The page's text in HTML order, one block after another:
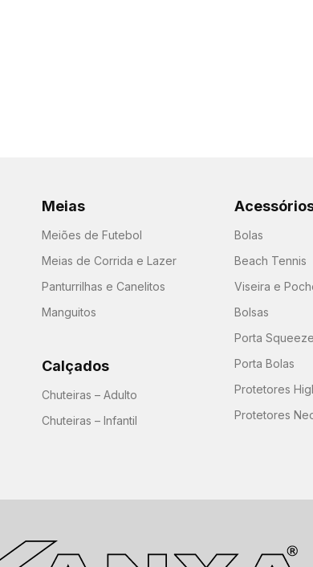
Meias
Meiões de Futebol
Meias de Corrida e Lazer
Panturrilhas e Canelitos
Manguitos
Calçados
Chuteiras – Adulto
Chuteiras – Infantil
Bolas
Beach Tennis
Viseira e
Bolsas
Porta
Porta Bolas
Protetores
Protetores